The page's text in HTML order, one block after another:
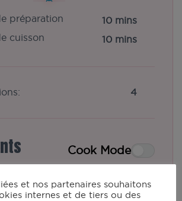
préparation
10 mins
cuisson
10 mins
4
Cook Mode
courgette
et nos partenaires souhaitons
internes et de tiers ou des